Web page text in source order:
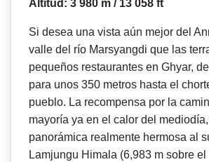
Altitud: 3 980 m / 13 058 ft
Si desea una vista aún mejor del
valle del río Marsyangdi que las
pequeños restaurantes en Ghyar,
para unos 350 metros hasta el
pueblo. La recompensa por la
mayoría ya en el calor del
panorámica realmente hermosa al
Lamjungu Himala (6,983 m sobre